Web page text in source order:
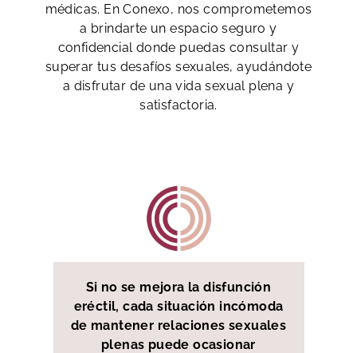
médicas. En Conexo, nos comprometemos
a brindarte un espacio seguro y
confidencial donde puedas consultar y
superar tus desafíos sexuales, ayudándote
a disfrutar de una vida sexual plena y
satisfactoria.
Si no se mejora la disfunción
eréctil, cada situación incómoda
de mantener relaciones sexuales
plenas puede ocasionar